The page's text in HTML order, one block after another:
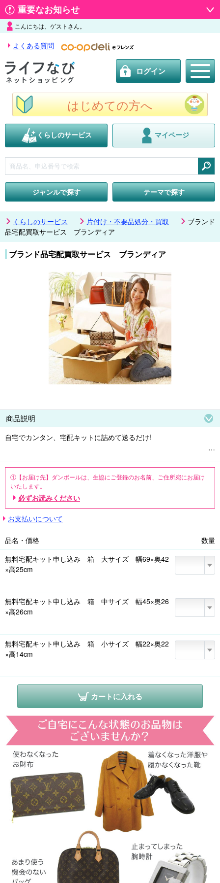
重要なお知らせ
こんにちは、ゲストさん。
よくある質問
ログイン
はじめての方へ
くらしのサービス マイページ
ジャンルで探す
テーマで探す
くらしのサービス 片付け・不要品処分・買取
ブランド
品宅配買取サービス ブランディア
ブランド品宅配買取サービス ブランディア
商品説明
自宅でカンタン、宅配キットに詰めて送るだけ!
無料!
【売ることができるもの】
着なくなった洋服、使わなくなったバッグ・財布・靴、止まってし
まった腕時計、貴金属類など
高級ブランド品だけじゃない、取り扱いブランドは　約7,000です。
【キット内容】ダンボール箱、緩衝材、宅配買取の申込書、着払い
伝票
※数量は「1」と入力ください。宅配キットを1箱お届けします。
小・中ダンボールを複数ご注文の際は、おまとめして大きいサイ
ズをお届けします。
①【お届け先】ダンボールは、生協にご登録のお名前、ご住所宛にお届け
いたします。
②【本人確認書類】免許証などの本人確認書類の写しが必要です。
③【振込口座】本人名義のものをご準備ください。
【本人確認書類】【振込口座】のお名前と、【お届け先】【本人確認書
⑤個人情報の取り扱いについて、お申し込みに際してお知らせ頂いた個人
情報は、ブランディアの今後のご案内にも使用させていただきます。
⑥お申し込み、査定品発送を取りやめる場合は直接ブランディアにお電話
ください。
⑦古物営業法の規定により、買取サービスのご利用・買取の契約は、古物
結されます。
⑧18 歳未満の方は、本サービスをご利用になれません。
⑨査定金額にご納得いただいた場合、翌営業日に買取金額をご指定の口座
※ブランディア取扱基準外のお品物はお値段がつかない、もしくはおまとめ
金額(1点10円×点数分)にてお引き取りとなる場合がございます。
提供元/株式会社サークラックス/古物商許可証 第 621111601117号/大阪府
必ずお読みください
お支払いについて
品名・価格
数量
無料宅配キット申し込み 箱 大サイズ 幅69×奥42
×高25cm
無料宅配キット申し込み 箱 中サイズ 幅45×奥26
×高26cm
無料宅配キット申し込み 箱 小サイズ 幅22×奥22
×高14cm
カートに入れる